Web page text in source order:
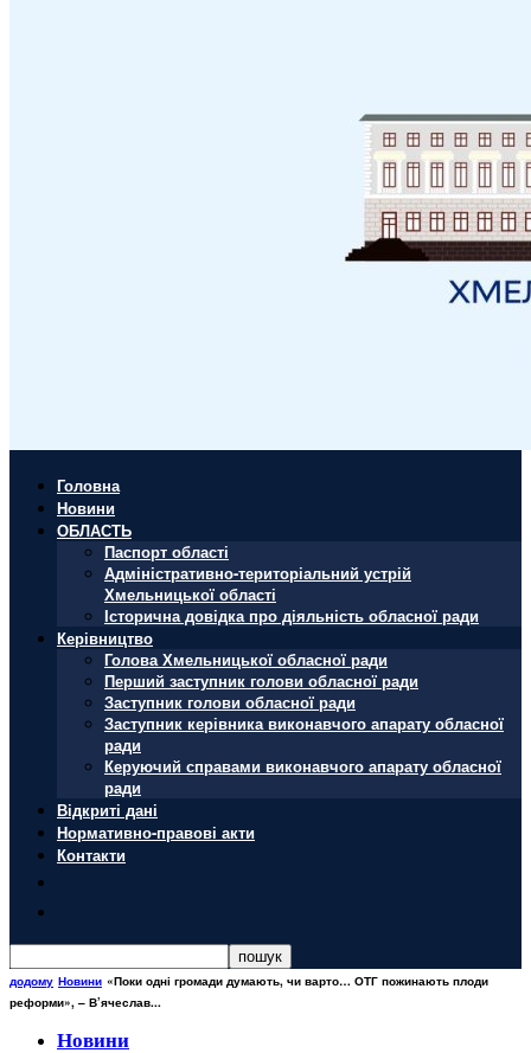
Головна
Новини
ОБЛАСТЬ
Паспорт області
Адміністративно-територіальний устрій
Хмельницької області
Історична довідка про діяльність обласної ради
Керівництво
Голова Хмельницької обласної ради
Перший заступник голови обласної ради
Заступник голови обласної ради
Заступник керівника виконавчого апарату обласної
ради
Керуючий справами виконавчого апарату обласної
ради
Відкриті дані
Нормативно-правові акти
Контакти
додому Новини «Поки одні громади думають, чи варто… ОТГ пожинають плоди
реформи», – В’ячеслав...
Новини